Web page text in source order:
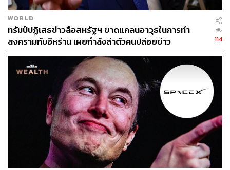
WORLD
ทรัมป์ปฏิเสธข่าวลือสหรัฐฯ ขาดแคลนอาวุธในการทำ
สงครามกับอิหร่าน เผยกำลังล่าตัวคนปล่อยข่าว
114